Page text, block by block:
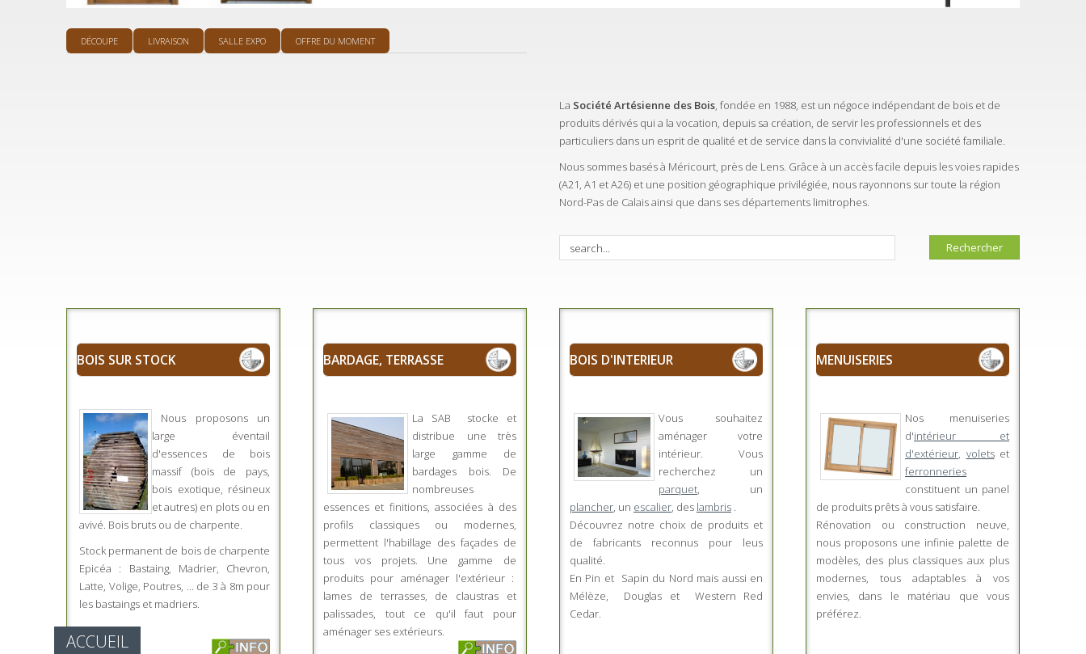
DÉCOUPE LIVRAISON SALLE EXPO OFFRE DU MOMENT
La Société Artésienne des Bois, fondée en 1988, est un négoce indépendant de bois et de
produits dérivés qui a la vocation, depuis sa création, de servir les professionnels et des
particuliers dans un esprit de qualité et de service dans la convivialité d'une société familiale.
Nous sommes basés à Méricourt, près de Lens. Grâce à un accès facile depuis les voies rapides
(A21, A1 et A26) et une position géographique privilégiée, nous rayonnons sur toute la région
Nord-Pas de Calais ainsi que dans ses départements limitrophes.
Rechercher
BOIS SUR STOCK
Nous proposons un
large éventail
d'essences de bois
massif (bois de pays,
bois exotique, résineux
et autres) en plots ou en
avivé. Bois bruts ou de charpente.
Stock permanent de bois de charpente
Epicéa : Bastaing, Madrier, Chevron,
Latte, Volige, Poutres, ... de 3 à 8m pour
les bastaings et madriers.
BARDAGE, TERRASSE
La SAB stocke et
distribue une très
large gamme de
bardages bois. De
nombreuses
essences et finitions, associées à des
profils classiques ou modernes,
permettent l'habillage des façades de
tous vos projets. Une gamme de
produits pour aménager l'extérieur :
lames de terrasses, de claustras et
palissades, tout ce qu'il faut pour
aménager ses extérieurs.
BOIS D'INTERIEUR
Vous souhaitez
aménager votre
intérieur. Vous
recherchez un
parquet, un
plancher, un escalier, des lambris .
Découvrez notre choix de produits et
de fabricants reconnus pour leus
qualité.
En Pin et Sapin du Nord mais aussi en
Mélèze, Douglas et Western Red
Cedar.
MENUISERIES
Nos menuiseries
d'intérieur et
d'extérieur, voletset
ferronneries
constituent un panel
de produits prêts à vous satisfaire.
Rénovation ou construction neuve,
nous proposons une infinie palette de
modèles, des plus classiques aux plus
modernes, tous adaptables à vos
envies, dans le matériau que vous
préférez.
ACCUEIL